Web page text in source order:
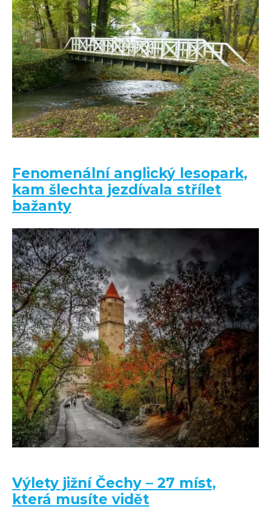
Fenomenální anglický lesopark,
kam šlechta jezdívala střílet
bažanty
Výlety jižní Čechy – 27 míst,
která musíte vidět